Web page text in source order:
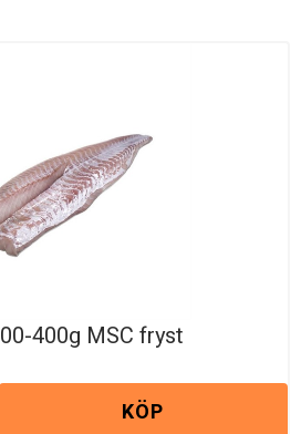
400g MSC fryst
KÖP